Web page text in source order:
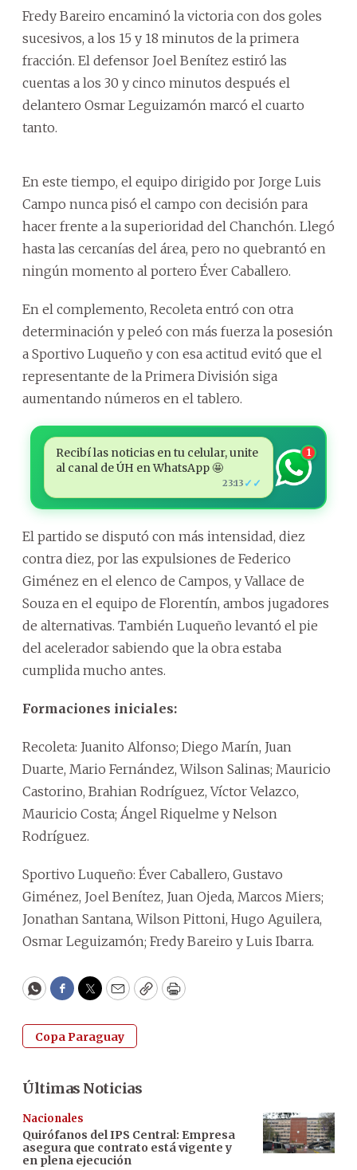
Fredy Bareiro encaminó la victoria con dos goles
sucesivos, a los 15 y 18 minutos de la primera
fracción. El defensor Joel Benítez estiró las
cuentas a los 30 y cinco minutos después el
delantero Osmar Leguizamón marcó el cuarto
tanto.
En este tiempo, el equipo dirigido por Jorge Luis
Campo nunca pisó el campo con decisión para
hacer frente a la superioridad del Chanchón. Llegó
hasta las cercanías del área, pero no quebrantó en
ningún momento al portero Éver Caballero.
En el complemento, Recoleta entró con otra
determinación y peleó con más fuerza la posesión
a Sportivo Luqueño y con esa actitud evitó que el
representante de la Primera División siga
aumentando números en el tablero.
Recibí las noticias en tu celular, unite
al canal de ÚH en WhatsApp 🤩
23:13 ✓✓
1
El partido se disputó con más intensidad, diez
contra diez, por las expulsiones de Federico
Giménez en el elenco de Campos, y Vallace de
Souza en el equipo de Florentín, ambos jugadores
de alternativas. También Luqueño levantó el pie
del acelerador sabiendo que la obra estaba
cumplida mucho antes.
Formaciones iniciales:
Recoleta: Juanito Alfonso; Diego Marín, Juan
Duarte, Mario Fernández, Wilson Salinas; Mauricio
Castorino, Brahian Rodríguez, Víctor Velazco,
Mauricio Costa; Ángel Riquelme y Nelson
Rodríguez.
Sportivo Luqueño: Éver Caballero, Gustavo
Giménez, Joel Benítez, Juan Ojeda, Marcos Miers;
Jonathan Santana, Wilson Pittoni, Hugo Aguilera,
Osmar Leguizamón; Fredy Bareiro y Luis Ibarra.
WhatsApp
Facebook
Twitter
EmailCopyPrint
Copa Paraguay
Últimas Noticias
Nacionales
Quirófanos del IPS Central: Empresa
asegura que contrato está vigente y
en plena ejecución